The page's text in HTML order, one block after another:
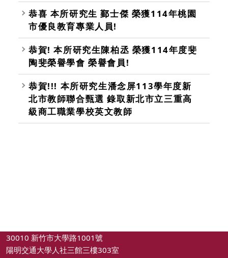
恭喜 本所研究生 鄞士傑 榮獲114年桃園
市優良教育專業人員!
恭賀! 本所研究生陳柏丞 榮獲114年度斐
陶斐榮譽學會 榮譽會員!
恭賀!!! 本所研究生潘念屏113學年度新
北市教師聯合甄選 錄取新北市立三重高
級商工職業學校英文教師
30010 新竹市大學路1001號
陽明交通大學人社三館三樓303室